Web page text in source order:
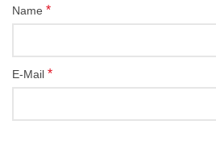
Name *
E-Mail *